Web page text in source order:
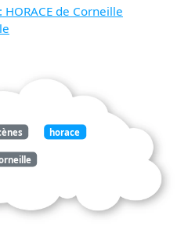
HORACE de Corneille
horace